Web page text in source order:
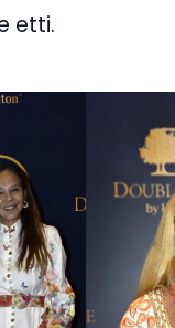
etti.